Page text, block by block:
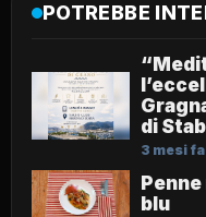
POTREBBE
di
3 mesi fa
blu